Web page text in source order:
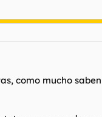
como mucho